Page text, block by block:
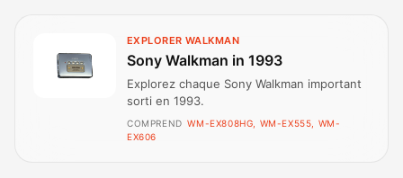
EXPLORER WALKMAN
Sony Walkman in 1993
Explorez chaque Sony Walkman important
sorti en 1993.
COMPREND WM-EX808HG, WM-EX555, WM-
EX606